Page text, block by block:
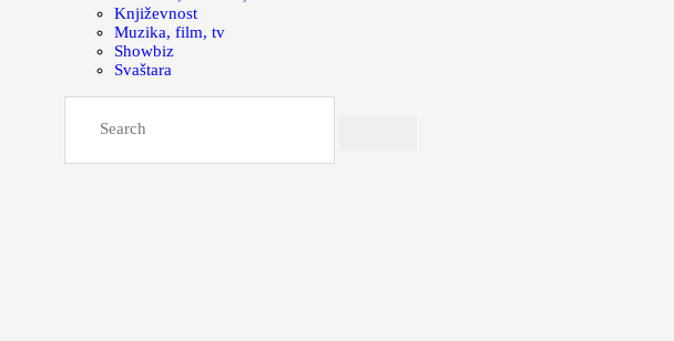
Književnost
Muzika, film, tv
Showbiz
Svaštara